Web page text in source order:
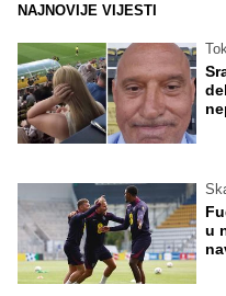
NAJNOVIJE VIJESTI
u